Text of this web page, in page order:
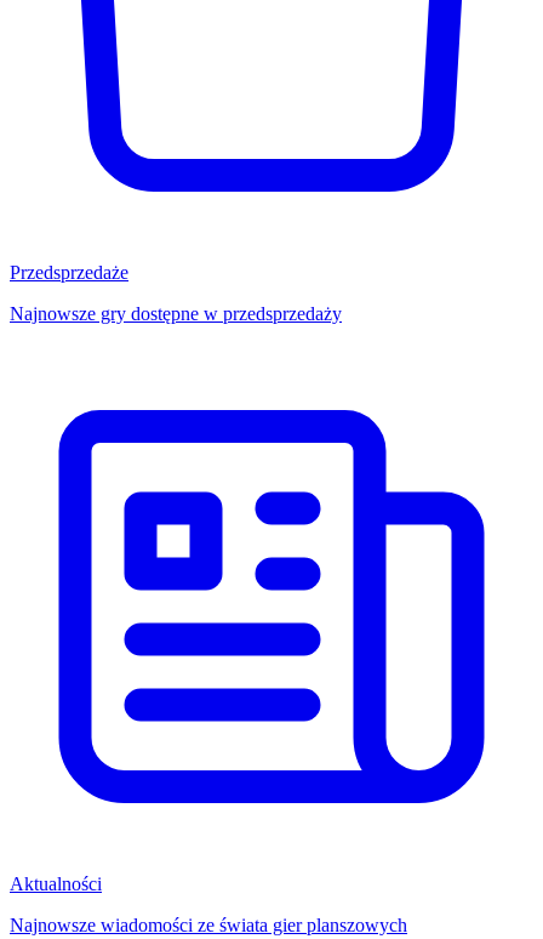
Przedsprzedaże
Najnowsze gry dostępne w przedsprzedaży
Aktualności
Najnowsze wiadomości ze świata gier planszowych